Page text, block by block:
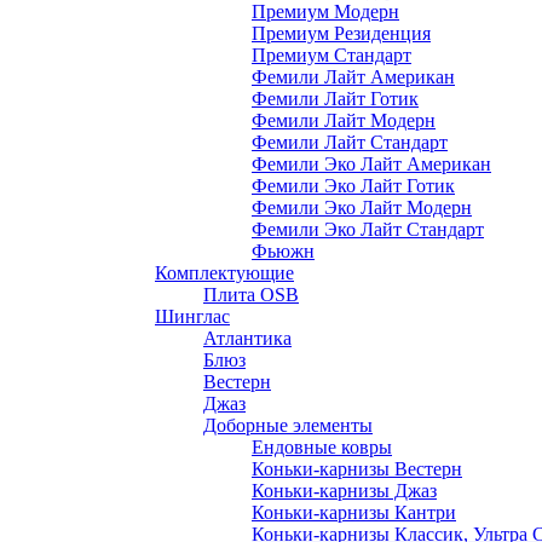
Премиум Модерн
Премиум Резиденция
Премиум Стандарт
Фемили Лайт Американ
Фемили Лайт Готик
Фемили Лайт Модерн
Фемили Лайт Стандарт
Фемили Эко Лайт Американ
Фемили Эко Лайт Готик
Фемили Эко Лайт Модерн
Фемили Эко Лайт Стандарт
Фьюжн
Комплектующие
Плита OSB
Шинглас
Атлантика
Блюз
Вестерн
Джаз
Доборные элементы
Ендовные ковры
Коньки-карнизы Вестерн
Коньки-карнизы Джаз
Коньки-карнизы Кантри
Коньки-карнизы Классик, Ультра